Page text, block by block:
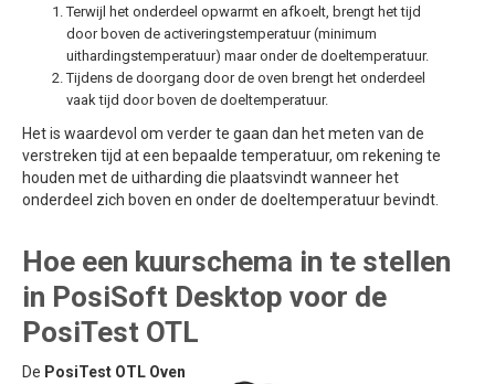
Terwijl het onderdeel opwarmt en afkoelt, brengt het tijd
door boven de activeringstemperatuur (minimum
uithardingstemperatuur) maar onder de doeltemperatuur.
Tijdens de doorgang door de oven brengt het onderdeel
vaak tijd door boven de doeltemperatuur.
Het is waardevol om verder te gaan dan het meten van de
verstreken tijd at een bepaalde temperatuur, om rekening te
houden met de uitharding die plaatsvindt wanneer het
onderdeel zich boven en onder de doeltemperatuur bevindt.
Hoe een kuurschema in te stellen
in PosiSoft Desktop voor de
PosiTest OTL
De PosiTest OTL Oven